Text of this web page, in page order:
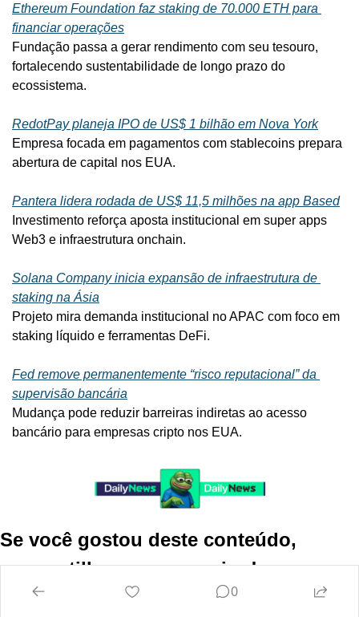
Ethereum Foundation faz staking de 70.000 ETH para
financiar operações
Fundação passa a gerar rendimento com seu tesouro,
fortalecendo sustentabilidade de longo prazo do
ecossistema.
RedotPay planeja IPO de US$ 1 bilhão em Nova York
Empresa focada em pagamentos com stablecoins prepara
abertura de capital nos EUA.
Pantera lidera rodada de US$ 11,5 milhões na app Based
Investimento reforça aposta institucional em super apps
Web3 e infraestrutura onchain.
Solana Company inicia expansão de infraestrutura de
staking na Ásia
Projeto mira demanda institucional no APAC com foco em
staking líquido e ferramentas DeFi.
Fed remove permanentemente “risco reputacional” da
supervisão bancária
Mudança pode reduzir barreiras indiretas ao acesso
bancário para empresas cripto nos EUA.
Se você gostou deste conteúdo,
compartilhe com um amigo!
0